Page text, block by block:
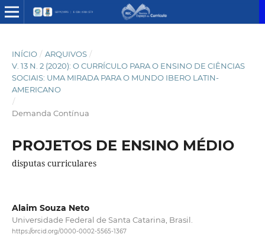
INÍCIO / ARQUIVOS /
V. 13 N. 2 (2020): O CURRÍCULO PARA O ENSINO DE CIÊNCIAS
SOCIAIS: UMA MIRADA PARA O MUNDO IBERO LATIN-
AMERICANO
/
Demanda Contínua
PROJETOS DE ENSINO MÉDIO
disputas curriculares
Alaim Souza Neto
Universidade Federal de Santa Catarina, Brasil.
https://orcid.org/0000-0002-5565-1367